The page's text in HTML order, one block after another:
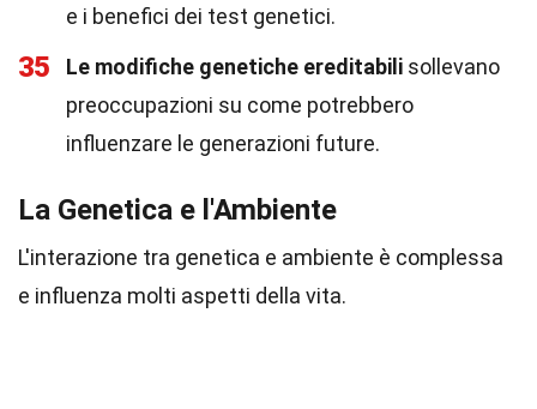
e i benefici dei test genetici.
35 Le modifiche genetiche ereditabili sollevano
preoccupazioni su come potrebbero
influenzare le generazioni future.
La Genetica e l'Ambiente
L'interazione tra genetica e ambiente è complessa
e influenza molti aspetti della vita.